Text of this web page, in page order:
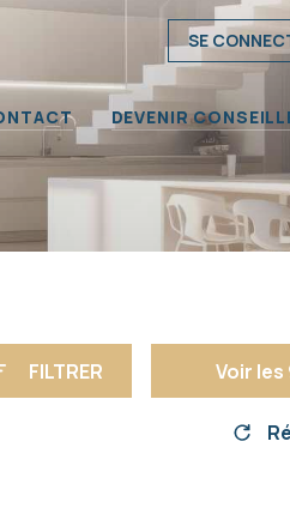
SE
DEVENIR
FILTRER Voir les